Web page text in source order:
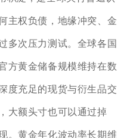
主权负债，地缘冲突、金
多次压力测试。全球各国
方黄金储备规模维持在数
度充足的现货与衍生品交
大额头寸也可以通过掉
。黄金年化波动率长期维